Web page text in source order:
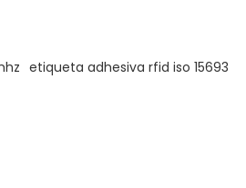
etiqueta adhesiva rfid iso 15693